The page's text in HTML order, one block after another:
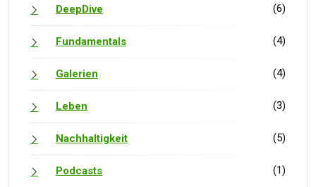
DeepDive (6)
Fundamentals (4)
Galerien (4)
Leben (3)
Nachhaltigkeit (5)
Podcasts (1)